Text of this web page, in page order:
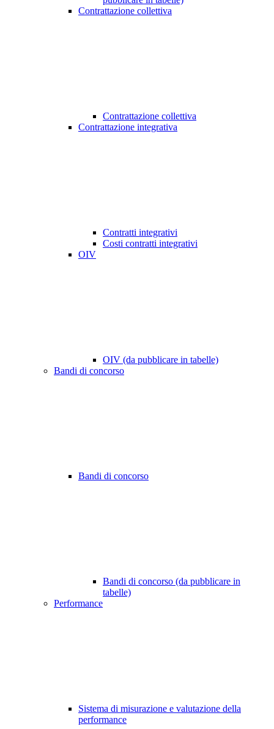
Contrattazione collettiva
Contrattazione collettiva
Contrattazione integrativa
Contratti integrativi
Costi contratti integrativi
OIV
OIV (da pubblicare in tabelle)
Bandi di concorso
Bandi di concorso
Bandi di concorso (da pubblicare in
tabelle)
Performance
Sistema di misurazione e valutazione della
performance